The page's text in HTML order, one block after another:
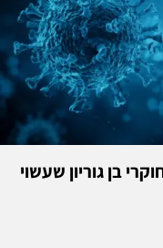
בן גוריון שעשוי